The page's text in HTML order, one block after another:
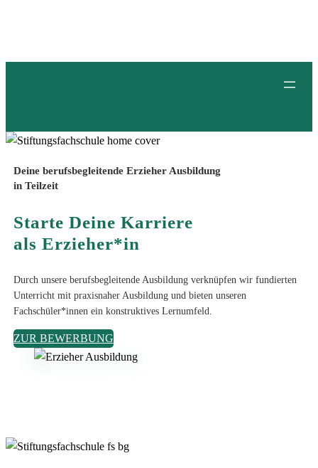
Deine berufsbegleitende Erzieher Ausbildung
in Teilzeit
Starte Deine Karriere
als Erzieher*in
Durch unsere berufsbegleitende Ausbildung verknüpfen wir fundierten
Unterricht mit praxisnaher Ausbildung und bieten unseren
Fachschüler*innen ein konstruktives Lernumfeld.
ZUR BEWERBUNG